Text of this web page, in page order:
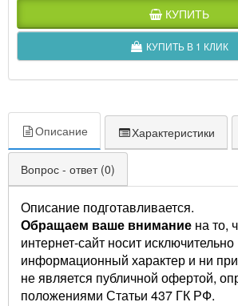
КУПИТЬ
КУПИТЬ В 1 КЛИК
Описание Характеристики
Вопрос - ответ (0)
Описание подготавливается.
Обращаем ваше внимание на то,
интернет-сайт носит исключительно
информационный характер и ни
не является публичной офертой,
положениями Статьи 437 ГК РФ.